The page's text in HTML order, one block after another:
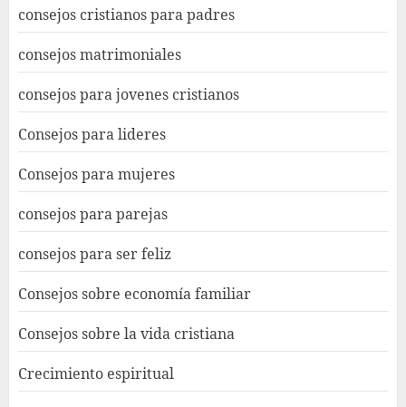
consejos cristianos para padres
consejos matrimoniales
consejos para jovenes cristianos
Consejos para lideres
Consejos para mujeres
consejos para parejas
consejos para ser feliz
Consejos sobre economía familiar
Consejos sobre la vida cristiana
Crecimiento espiritual